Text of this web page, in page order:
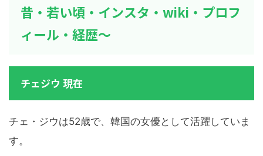
昔・若い頃・インスタ・wiki・プロフ
ィール・経歴～
チェジウ 現在
チェ・ジウは52歳で、韓国の女優として活躍していま
す。